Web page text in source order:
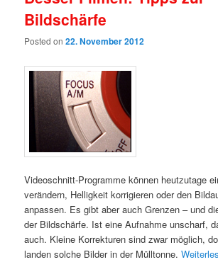
Bildschärfe
Posted on22. November 2012
Videoschnitt-Programme können heutzutage
verändern, Helligkeit korrigieren oder den
anpassen. Es gibt aber auch Grenzen – und
der Bildschärfe. Ist eine Aufnahme unscharf,
auch. Kleine Korrekturen sind zwar möglich,
landen solche Bilder in der Mülltonne.